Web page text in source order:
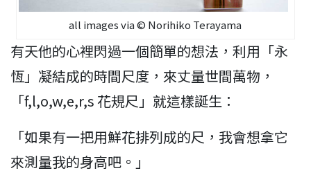
all images via © Norihiko Terayama
有天他的心裡閃過一個簡單的想法，利用「永
恆」凝結成的時間尺度，來丈量世間萬物，
「f,l,o,w,e,r,s 花規尺」就這樣誕生：
「如果有一把用鮮花排列成的尺，我會想拿它
來測量我的身高吧。」